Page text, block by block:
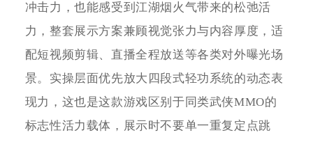
冲击力，也能感受到江湖烟火气带来的松弛活
力，整套展示方案兼顾视觉张力与内容厚度，适
配短视频剪辑、直播全程放送等各类对外曝光场
景。实操层面优先放大四段式轻功系统的动态表
现力，这也是这款游戏区别于同类武侠MMO的
标志性活力载体，展示时不要单一重复定点跳